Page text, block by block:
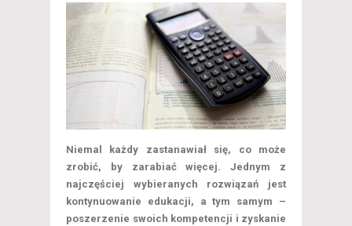
Niemal każdy zastanawiał się, co może
zrobić, by zarabiać więcej. Jednym z
najczęściej wybieranych rozwiązań jest
kontynuowanie edukacji, a tym samym –
poszerzenie swoich kompetencji i zyskanie